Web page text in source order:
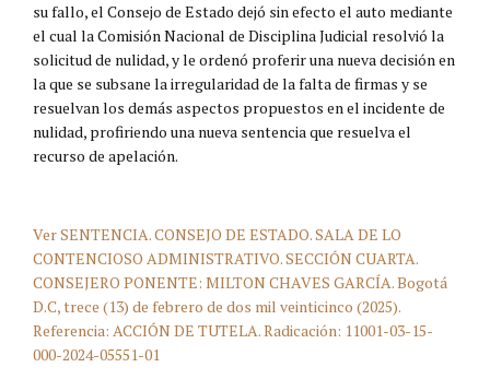
su fallo, el Consejo de Estado dejó sin efecto el auto mediante
el cual la Comisión Nacional de Disciplina Judicial resolvió la
solicitud de nulidad, y le ordenó proferir una nueva decisión en
la que se subsane la irregularidad de la falta de firmas y se
resuelvan los demás aspectos propuestos en el incidente de
nulidad, profiriendo una nueva sentencia que resuelva el
recurso de apelación.
Ver SENTENCIA. CONSEJO DE ESTADO. SALA DE LO
CONTENCIOSO ADMINISTRATIVO. SECCIÓN CUARTA.
CONSEJERO PONENTE: MILTON CHAVES GARCÍA. Bogotá
D.C, trece (13) de febrero de dos mil veinticinco (2025).
Referencia: ACCIÓN DE TUTELA. Radicación: 11001-03-15-
000-2024-05551-01